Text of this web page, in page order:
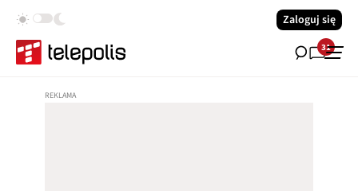
Zaloguj się
31